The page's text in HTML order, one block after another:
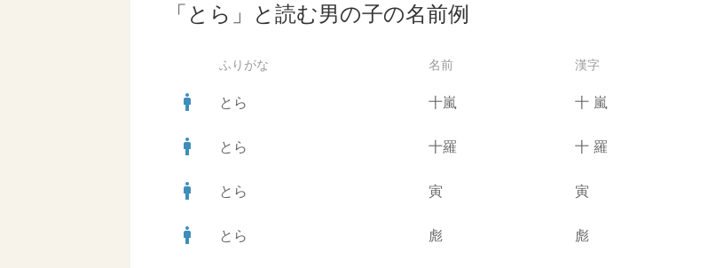
「とら」と読む男の子の名前例
ふりがな 名前 漢字
man とら 十嵐 十 嵐
man とら 十羅 十 羅
man とら 寅 寅
man とら 彪 彪